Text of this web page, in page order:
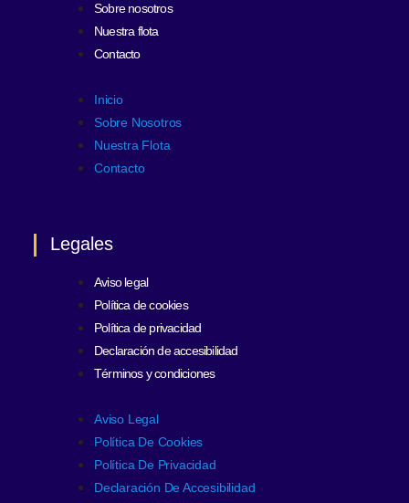
Sobre nosotros
Nuestra flota
Contacto
Inicio
Sobre Nosotros
Nuestra Flota
Contacto
Legales
Aviso legal
Política de cookies
Política de privacidad
Declaración de accesibilidad
Términos y condiciones
Aviso Legal
Política De Cookies
Política De Privacidad
Declaración De Accesibilidad